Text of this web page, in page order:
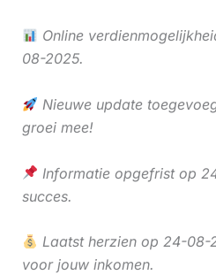
Online
08-2025.
Nieuwe update
groei mee!
Informatie opgefrist op
succes.
Laatst herzien op 24-08-
voor jouw inkomen.